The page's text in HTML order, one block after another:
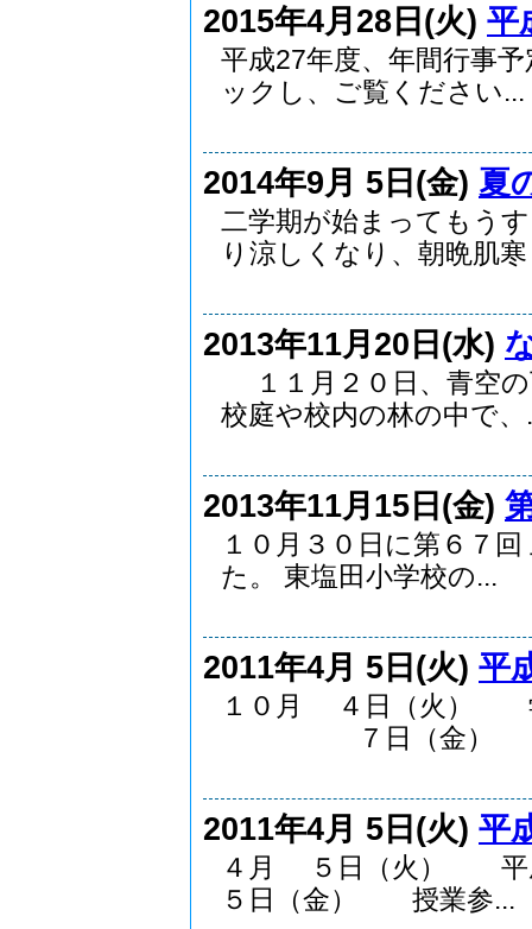
2015年4月28日(火) 平
平成27年度、年間行事
ックし、ご覧ください...
2014年9月 5日(金) 夏
二学期が始まってもう
り涼しくなり、朝晩肌
2013年11月20日(水)
１１月２０日、青空
校庭や校内の林の中で、
2013年11月15日(金)
１０月３０日に第６７
た。 東塩田小学校の...
2011年4月 5日(火) 平
１０月 ４日（火）
７日（金）
2011年4月 5日(火) 平
４月 ５日（火）
５日（金） 授業参...